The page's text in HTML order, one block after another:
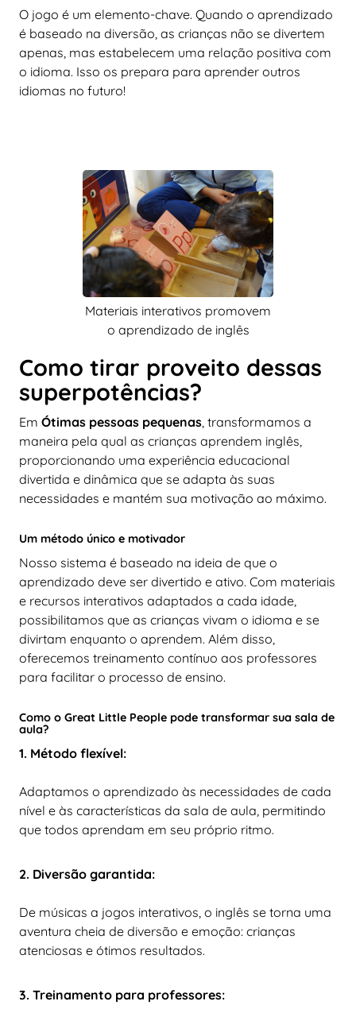
O jogo é um elemento-chave. Quando o aprendizado
é baseado na diversão, as crianças não se divertem
apenas, mas estabelecem uma relação positiva com
o idioma. Isso os prepara para aprender outros
idiomas no futuro!
Materiais interativos promovem
o aprendizado de inglês
Como tirar proveito dessas
superpotências?
Em Ótimas pessoas pequenas , transformamos a
maneira pela qual as crianças aprendem inglês,
proporcionando uma experiência educacional
divertida e dinâmica que se adapta às suas
necessidades e mantém sua motivação ao máximo.
Um método único e motivador
Nosso sistema é baseado na ideia de que o
aprendizado deve ser divertido e ativo. Com materiais
e recursos interativos adaptados a cada idade,
possibilitamos que as crianças vivam o idioma e se
divirtam enquanto o aprendem. Além disso,
oferecemos treinamento contínuo aos professores
para facilitar o processo de ensino.
Como o Great Little People pode transformar sua sala de
aula?
1. Método flexível:
Adaptamos o aprendizado às necessidades de cada
nível e às características da sala de aula, permitindo
que todos aprendam em seu próprio ritmo.
2. Diversão garantida:
De músicas a jogos interativos, o inglês se torna uma
aventura cheia de diversão e emoção: crianças
atenciosas e ótimos resultados.
3. Treinamento para professores: